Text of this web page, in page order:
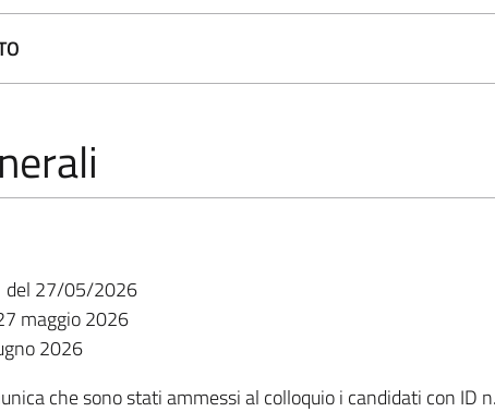
27/05/2026
maggio 2026
2026
che sono stati ammessi al colloquio i candidati con ID